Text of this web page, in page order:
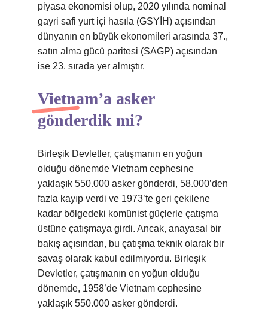
piyasa ekonomisi olup, 2020 yılında nominal
gayri safi yurt içi hasıla (GSYİH) açısından
dünyanın en büyük ekonomileri arasında 37.,
satın alma gücü paritesi (SAGP) açısından
ise 23. sırada yer almıştır.
Vietnam’a asker
gönderdik mi?
Birleşik Devletler, çatışmanın en yoğun
olduğu dönemde Vietnam cephesine
yaklaşık 550.000 asker gönderdi, 58.000’den
fazla kayıp verdi ve 1973’te geri çekilene
kadar bölgedeki komünist güçlerle çatışma
üstüne çatışmaya girdi. Ancak, anayasal bir
bakış açısından, bu çatışma teknik olarak bir
savaş olarak kabul edilmiyordu. Birleşik
Devletler, çatışmanın en yoğun olduğu
dönemde, 1958’de Vietnam cephesine
yaklaşık 550.000 asker gönderdi.